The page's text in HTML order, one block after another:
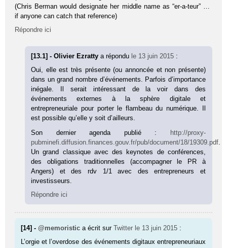
(Chris Berman would designate her middle name as “er-a-teur” …
if anyone can catch that reference)
Répondre ici
[13.1] - Olivier Ezrattya répondu le 13 juin 2015 :
Oui, elle est très présente (ou annoncée et non présente)
dans un grand nombre d’événements. Parfois d’importance
inégale. Il serait intéressant de la voir dans des
événements externes à la sphère digitale et
entrepreneuriale pour porter le flambeau du numérique. Il
est possible qu’elle y soit d’ailleurs.
Son dernier agenda publié :
http://proxy-
pubminefi.diffusion.finances.gouv.fr/pub/document/18/19309.pdf.
Un grand classique avec des keynotes de conférences,
des obligations traditionnelles (accompagner le PR à
Angers) et des rdv 1/1 avec des entrepreneurs et
investisseurs.
Répondre ici
[14] -@memoristic a écrit surTwitter le 13 juin 2015 :
L’orgie et l’overdose des événements digitaux entrepreneuriaux